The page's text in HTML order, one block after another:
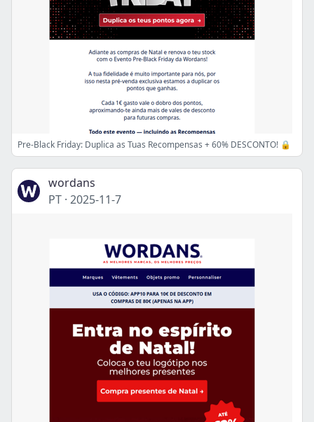
Pre-Black Friday: Duplica as Tuas Recompensas + 60% DESCONTO! 🔒
wordans
PT · 2025-11-7